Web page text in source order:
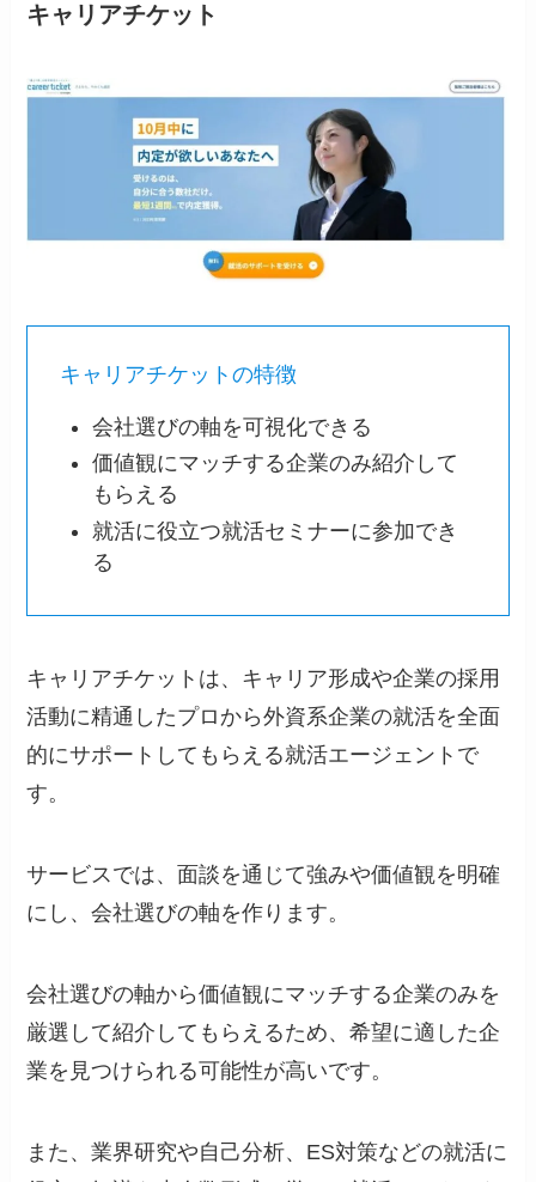
キャリアチケット
キャリアチケットの特徴
会社選びの軸を可視化できる
価値観にマッチする企業のみ紹介して
もらえる
就活に役立つ就活セミナーに参加でき
る
キャリアチケットは、キャリア形成や企業の採用
活動に精通したプロから外資系企業の就活を全面
的にサポートしてもらえる就活エージェントで
す。
サービスでは、面談を通じて強みや価値観を明確
にし、会社選びの軸を作ります。
会社選びの軸から価値観にマッチする企業のみを
厳選して紹介してもらえるため、希望に適した企
業を見つけられる可能性が高いです。
また、業界研究や自己分析、ES対策などの就活に